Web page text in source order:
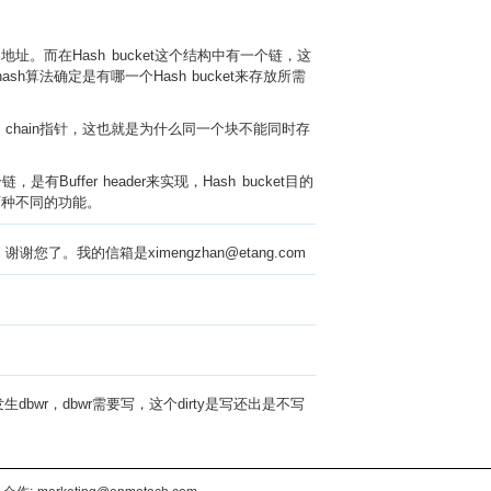
址。而在Hash bucket这个结构中有一个链，这
算法确定是有哪一个Hash bucket来存放所需
指针，这也就是为什么同一个块不能同时存
，是有Buffer header来实现，Hash bucket目的
不同的功能。
谢您了。我的信箱是ximengzhan@etang.com
dbwr，dbwr需要写，这个dirty是写还出是不写